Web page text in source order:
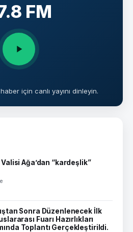
FM
için canlı yayını dinleyin.
Valisi Ağa’dan “kardeşlik”
Sonra Düzenlenecek İlk
Fuarı Hazırlıkları
Toplantı Gerçekleştirildi.